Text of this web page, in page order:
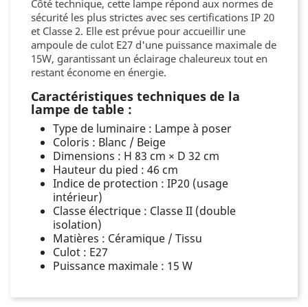
Côté technique, cette lampe répond aux normes de
sécurité les plus strictes avec ses certifications IP 20
et Classe 2. Elle est prévue pour accueillir une
ampoule de culot E27 d'une puissance maximale de
15W, garantissant un éclairage chaleureux tout en
restant économe en énergie.
Caractéristiques techniques de la
lampe de table :
Type de luminaire : Lampe à poser
Coloris : Blanc / Beige
Dimensions : H 83 cm × D 32 cm
Hauteur du pied : 46 cm
Indice de protection : IP20 (usage
intérieur)
Classe électrique : Classe II (double
isolation)
Matières : Céramique / Tissu
Culot : E27
Puissance maximale : 15 W